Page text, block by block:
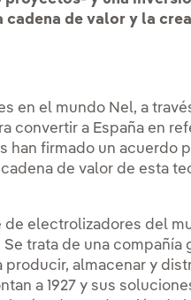
de valor y la
en el mundo Nel, a
convertir a España en
han firmado un acuerdo
de valor de esta
de electrolizadores del
trata de una compañía
almacenar y
a 1927 y sus